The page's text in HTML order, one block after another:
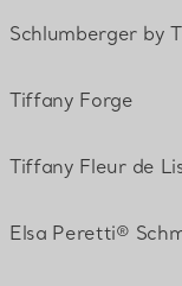
Schlumberger by
Tiffany Forge
Tiffany Fleur de
Elsa Peretti®